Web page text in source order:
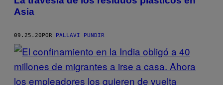
Asia
09.25.20POR PALLAVI PUNDIR